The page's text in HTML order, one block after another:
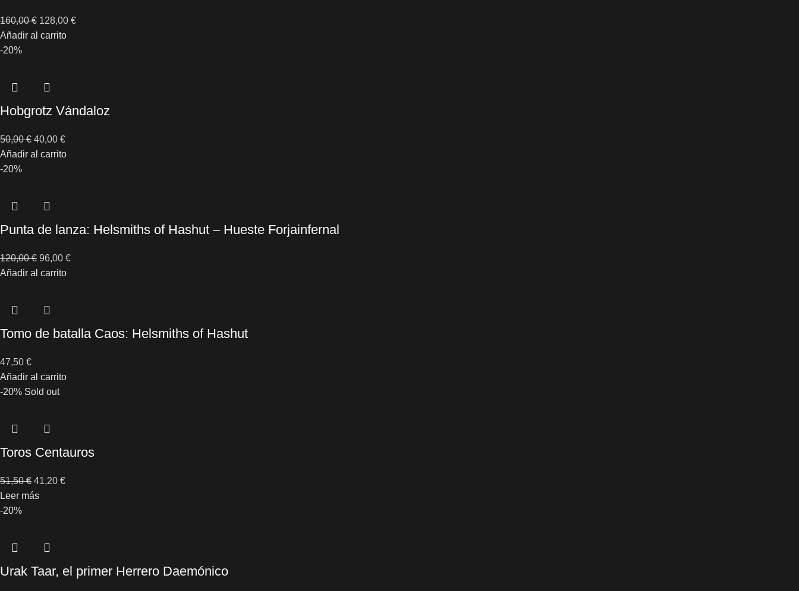
160,00€ 128,00 €
Añadir al carrito
-20%
Hobgrotz Vándaloz
50,00€ 40,00 €
Añadir al carrito
-20%
Punta de lanza: Helsmiths of Hashut – Hueste Forjainfernal
120,00€ 96,00 €
Añadir al carrito
Tomo de batalla Caos: Helsmiths of Hashut
47,50 €
Añadir al carrito
-20% Sold out
Toros Centauros
51,50€ 41,20 €
Leer más
-20%
Urak Taar, el primer Herrero Daemónico